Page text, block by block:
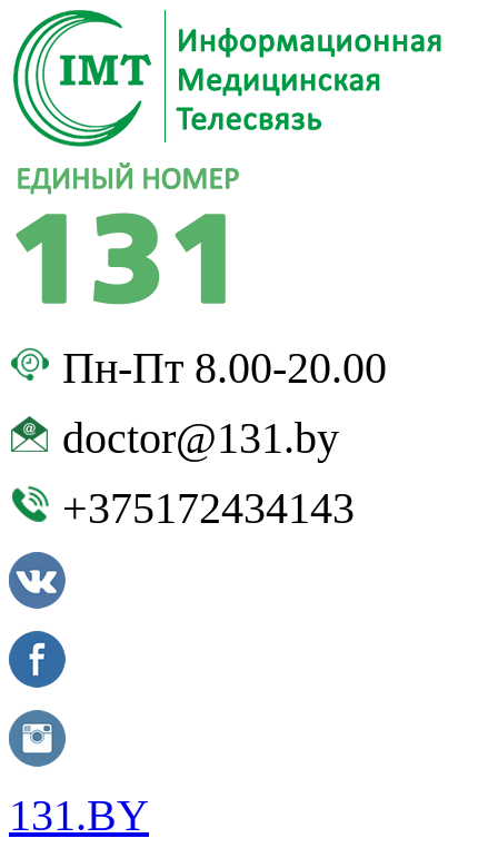
Пн-Пт 8.00-20.00
doctor@131.by
+375172434143
131.BY